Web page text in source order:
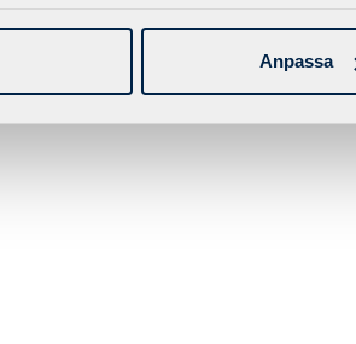
Anpassa